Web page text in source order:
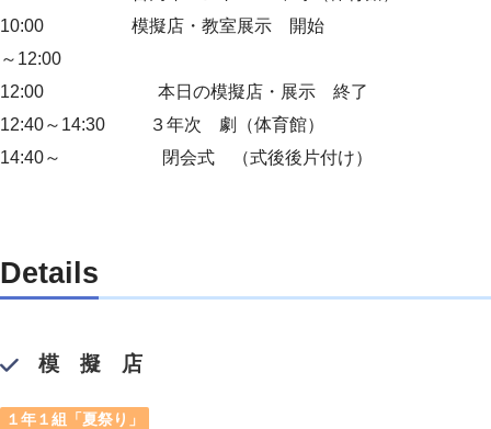
10:00 模擬店・教室展示 開始
～12:00
12:00 本日の模擬店・展示 終了
12:40～14:30 ３年次 劇（体育館）
14:40～ 閉会式 （式後後片付け）
Details
模 擬 店
１年１組「夏祭り」